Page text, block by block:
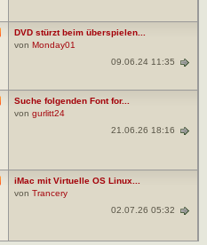
DVD stürzt beim überspielen...
von Monday01
09.06.24 11:35
Suche folgenden Font for...
von gurlitt24
21.06.26 18:16
iMac mit Virtuelle OS Linux...
von Trancery
02.07.26 05:32